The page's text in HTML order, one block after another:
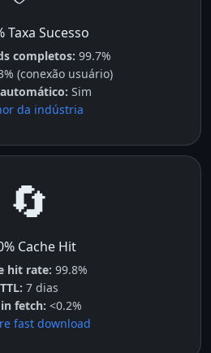
Taxa Sucesso
completos: 99.7%
(conexão usuário)
Sim
da indústria
🔄
Cache Hit
hit rate: 99.8%
TTL: 7 dias
fetch: <0.2%
fast download